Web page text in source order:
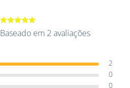
Avaliação
5.00de 5
Baseado em 2 avaliações
2
0
0